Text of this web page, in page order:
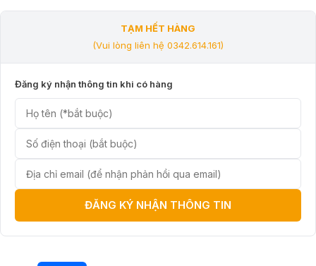
TẠM HẾT HÀNG
(Vui lòng liên hệ 0342.614.161)
Đăng ký nhận thông tin khi có hàng
ĐĂNG KÝ NHẬN THÔNG TIN